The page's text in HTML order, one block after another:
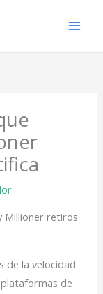
Millioner retiros
de la velocidad
de